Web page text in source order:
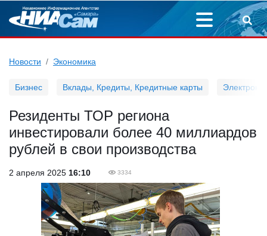
Новости Экономика
Бизнес Вклады, Кредиты, Кредитные карты
Резиденты ТОР региона
инвестировали более 40 миллиардов
рублей в свои производства
2 апреля 2025 16:10 3334